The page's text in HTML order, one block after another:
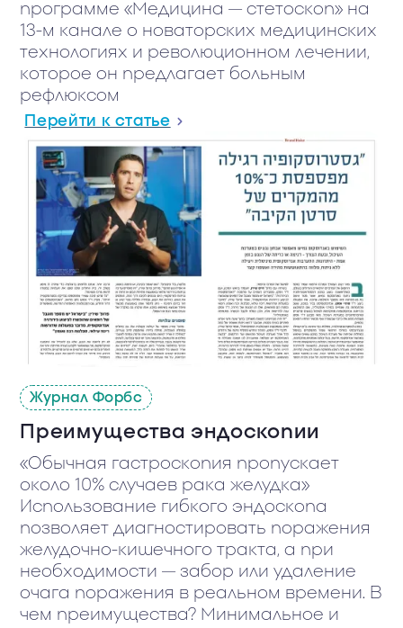
программе «Медицина — стетоскоп» на
13-м канале о новаторских медицинских
технологиях и революционном лечении,
которое он предлагает больным
рефлюксом
Перейти к статье
Журнал Форбс
Преимущества эндоскопии
«Обычная гастроскопия пропускает
около 10% случаев рака желудка»
Использование гибкого эндоскопа
позволяет диагностировать поражения
желудочно-кишечного тракта, а при
необходимости — забор или удаление
очага поражения в реальном времени. В
чем преимущества? Минимальное и